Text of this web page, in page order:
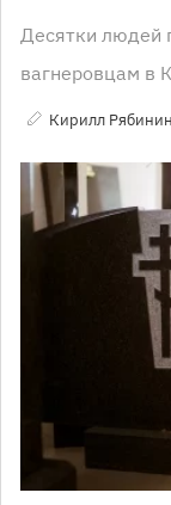
Десятки людей
вагнеровцам в
Кирилл Рябинин